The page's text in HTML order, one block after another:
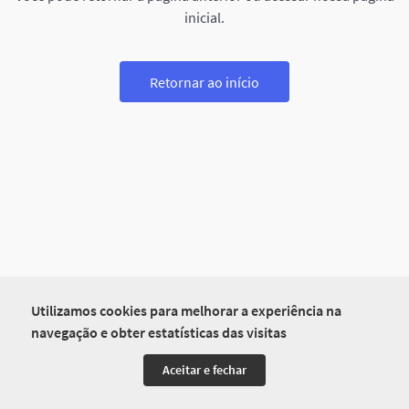
Utilizamos cookies para melhorar a experiência na
navegação e obter estatísticas das visitas
Aceitar e fechar
inicial.
Retornar ao início